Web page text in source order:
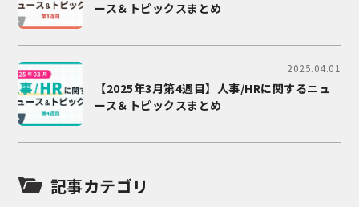
ース＆トピックスまとめ
2025.04.01
【2025年3月第4週目】人事/HRに関するニュ
ース＆トピックスまとめ
記事カテゴリ